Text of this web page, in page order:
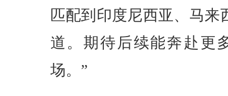
匹配到印度尼西亚、马
道。期待后续能奔赴更
场。”